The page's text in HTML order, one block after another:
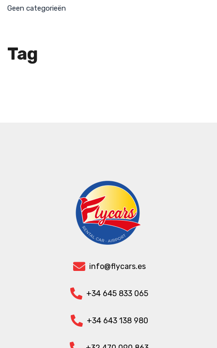
Geen categorieën
Tag
info@flycars.es
+34 645 833 065
+34 643 138 980